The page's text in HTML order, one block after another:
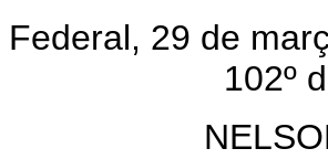
29 de
102º